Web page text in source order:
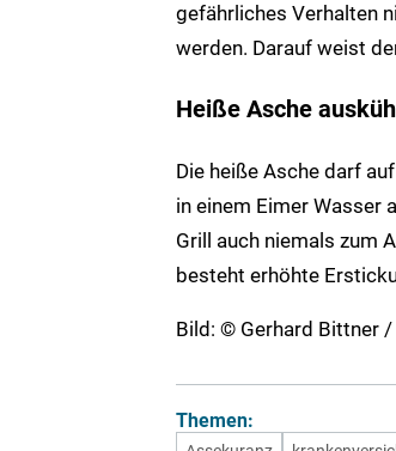
gefährliches Verhalten
werden. Darauf weist
Heiße Asche
Die heiße Asche darf
in einem Eimer Wasser
Grill auch niemals zum
besteht erhöhte
Bild: © Gerhard Bittner
Themen: